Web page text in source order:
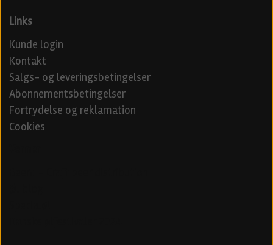
Links
Kunde login
Kontakt
Salgs- og leveringsbetingelser
Abonnementsbetingelser
Fortrydelse og reklamation
Cookies